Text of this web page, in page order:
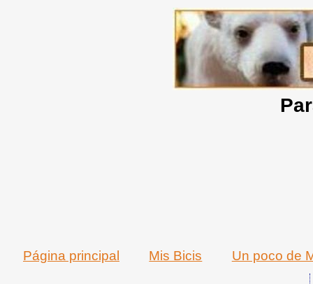
Página principal Mis Bicis Un poco de